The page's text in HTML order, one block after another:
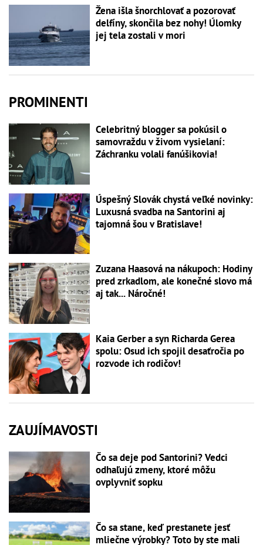
Žena išla šnorchlovať a pozorovať
delfíny, skončila bez nohy! Úlomky
jej tela zostali v mori
PROMINENTI
Celebritný blogger sa pokúsil o
samovraždu v živom vysielaní:
Záchranku volali fanúšikovia!
Úspešný Slovák chystá veľké novinky:
Luxusná svadba na Santorini aj
tajomná šou v Bratislave!
Zuzana Haasová na nákupoch: Hodiny
pred zrkadlom, ale konečné slovo má
aj tak... Náročné!
Kaia Gerber a syn Richarda Gerea
spolu: Osud ich spojil desaťročia po
rozvode ich rodičov!
ZAUJÍMAVOSTI
Čo sa deje pod Santorini? Vedci
odhaľujú zmeny, ktoré môžu
ovplyvniť sopku
Čo sa stane, keď prestanete jesť
mliečne výrobky? Toto by ste mali